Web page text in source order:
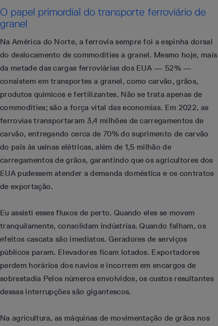
O papel primordial do transporte ferroviário de
granel
Na América do Norte, a ferrovia sempre foi a espinha dorsal
do deslocamento de commodities a granel. Mesmo hoje, mais
da metade das cargas ferroviárias dos EUA — 52% —
consistem em transportes a granel, como carvão, grãos,
produtos químicos e fertilizantes. Não se trata apenas de
commodities; são a força vital das economias. Em 2022, as
ferrovias transportaram 3,4 milhões de carregamentos de
carvão, entregando cerca de 70% do suprimento de carvão
do país às usinas elétricas, além de 1,5 milhão de
carregamentos de grãos, garantindo que os agricultores dos
EUA pudessem atender a demanda doméstica e os contratos
de exportação.
Eu assisti esses fluxos de perto. Quando eles se movem
tranquilamente, consolidam indústrias. Quando falham, os
efeitos cascata são imediatos. Geradores de serviços
públicos param. Elevadores ficam lotados. Exportadores
perdem horários dos navios e incorrem em encargos de
sobrestadia Pelos números envolvidos, os custos resultantes
dessas interrupções são gigantescos.
Na agricultura, as máquinas de movimentação de grãos nos